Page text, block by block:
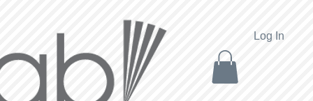
Log In